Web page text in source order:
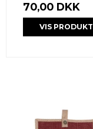
70,00 DKK
VIS PRODUKT